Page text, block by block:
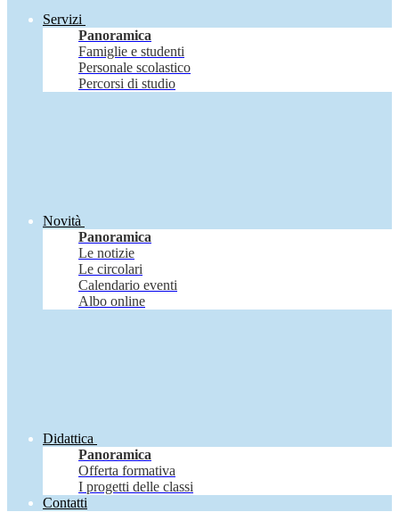
Servizi
Panoramica
Famiglie e studenti
Personale scolastico
Percorsi di studio
Novità
Panoramica
Le notizie
Le circolari
Calendario eventi
Albo online
Didattica
Panoramica
Offerta formativa
I progetti delle classi
Contatti